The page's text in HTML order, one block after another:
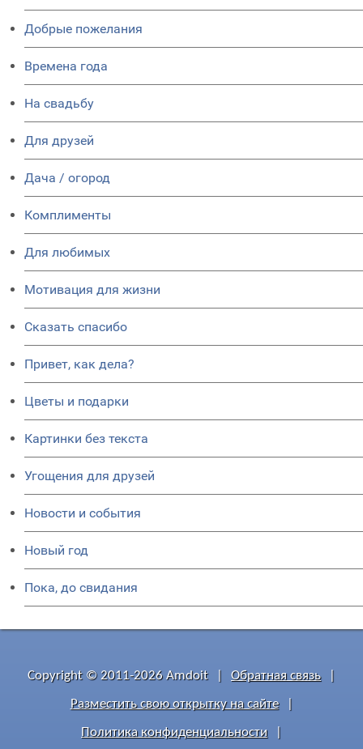
Добрые пожелания
Времена года
На свадьбу
Для друзей
Дача / огород
Комплименты
Для любимых
Мотивация для жизни
Сказать спасибо
Привет, как дела?
Цветы и подарки
Картинки без текста
Угощения для друзей
Новости и события
Новый год
Пока, до свидания
Copyright © 2011-2026 Amdoit Обратная связь
Разместить свою открытку на сайте
Политика конфиденциальности